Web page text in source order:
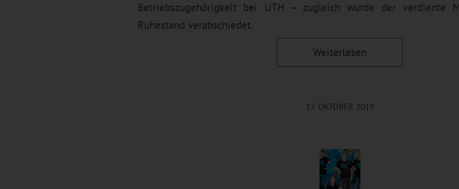
Betriebszugehörigkeit bei UTH – zugleich wurde der verdiente
Ruhestand verabschiedet.
Weiterlesen
17. OKTOBER 2019